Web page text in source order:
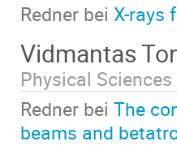
Redner bei X-rays
Vidmantas
Physical
Redner bei The
beams and